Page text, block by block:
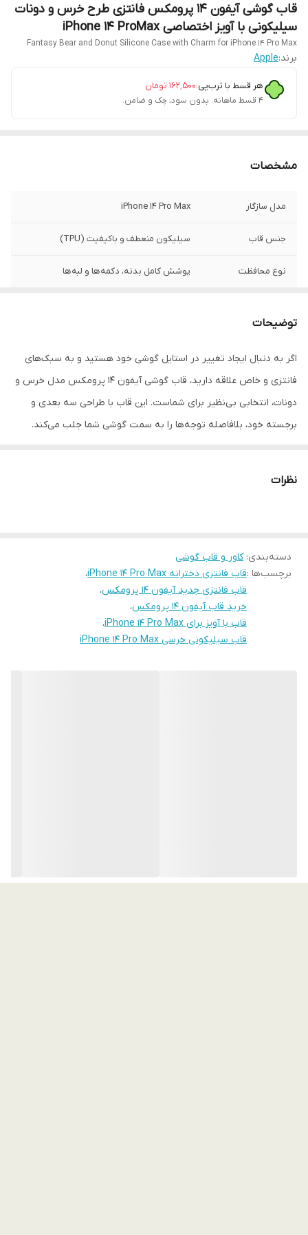
قاب گوشی آیفون 14 پرومکس فانتزی طرح خرس و دونات
سیلیکونی با آویز اختصاصی iPhone 14 ProMax
Fantasy Bear and Donut Silicone Case with Charm for iPhone 14 Pro Max
برند:Apple
هر قسط با ترب‌پی:۱۶۲٬۵۰۰ تومان
۴ قسط ماهانه. بدون سود، چک و ضامن.
مشخصات
مدل سازگار iPhone 14 Pro Max
جنس قاب سیلیکون منعطف و باکیفیت (TPU)
نوع محافظت پوشش کامل بدنه، دکمه‌ها و لبه‌ها
توضیحات
اگر به دنبال ایجاد تغییر در استایل گوشی خود هستید و به سبک‌های
فانتزی و خاص علاقه دارید، قاب گوشی آیفون 14 پرومکس مدل خرس و
دونات، انتخابی بی‌نظیر برای شماست. این قاب با طراحی سه بعدی و
برجسته خود، بلافاصله توجه‌ها را به سمت گوشی شما جلب می‌کند.
دارد. متریال به کار رفته در ساخت این محصول از نوع سیلیکون منعطف
و درجه یک است که علاوه بر نرمی فوق‌العاده هنگام در دست گرفتن، به
خوبی در برابر ضربات ناگهانی و سقوط‌های احتمالی از گوشی گران‌قیمت
شما محافظت می‌کند. لبه‌های قاب در اطراف نمایشگر و همچنین ماژول
دوربین به صورت برجسته طراحی شده‌اند تا هنگام قرارگیری روی سطوح،
نظرات
دسته‌بندی:کاور و قاب گوشی
برچسب‌ها :قاب فانتزی دخترانه iPhone 14 Pro Max
،
قاب فانتزی جدید آیفون 14 پرومکس
،
خرید قاب آیفون 14 پرومکس
،
قاب با آویز برای iPhone 14 Pro Max
،
قاب سیلیکونی خرسی iPhone 14 Pro Max